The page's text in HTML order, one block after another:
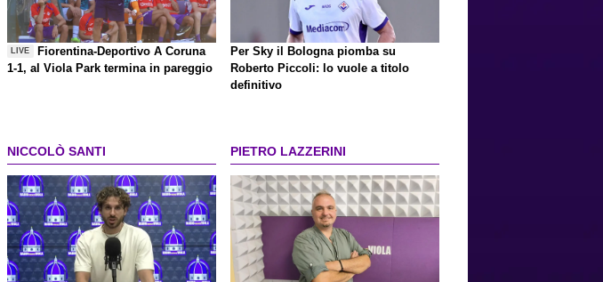
LIVE
Fiorentina-Deportivo A Coruna
1-1, al Viola Park termina in pareggio
Per Sky il Bologna piomba su
Roberto Piccoli: lo vuole a titolo
definitivo
NICCOLÒ SANTI PIETRO LAZZERINI